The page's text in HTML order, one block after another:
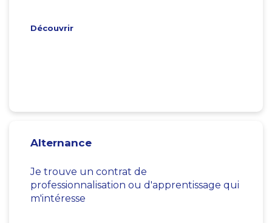
Découvrir
Alternance
Je trouve un contrat de
professionnalisation ou d'apprentissage qui
m'intéresse